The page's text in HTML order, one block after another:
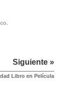
Siguiente »
Libro en Película